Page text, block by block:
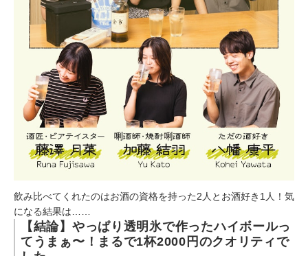
飲み比べてくれたのはお酒の資格を持った2人とお酒好き1人！気
になる結果は……
【結論】やっぱり透明氷で作ったハイボールっ
てうまぁ〜！まるで1杯2000円のクオリティで